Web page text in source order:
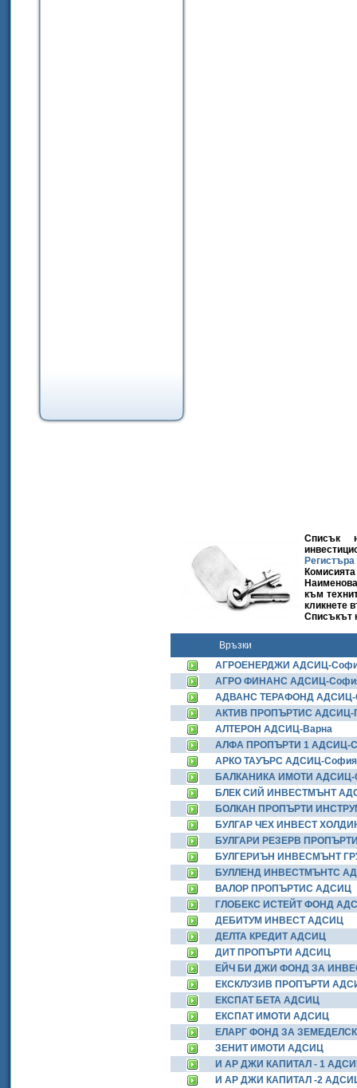
Списък
към
кликнете
Списъкът
Връзки
АГРОЕНЕРДЖИ АДСИЦ-
АГРО ФИНАНС АДСИЦ-
АДВАНС ТЕРАФОНД АДСИЦ-
АКТИВ ПРОПЪРТИС АДСИЦ-
АЛТЕРОН АДСИЦ-Варна
АЛФА ПРОПЪРТИ 1 АДСИЦ-
АРКО ТАУЪРС АДСИЦ-София
БАЛКАНИКА ИМОТИ АДСИЦ-
БЛЕК СИЙ ИНВЕСТМЪНТ
БОЛКАН ПРОПЪРТИ
БУЛГАР ЧЕХ ИНВЕСТ
БУЛГАРИ РЕЗЕРВ
БУЛГЕРИЪН ИНВЕСМЪНТ
БУЛЛЕНД ИНВЕСТМЪНТС
ВАЛОР ПРОПЪРТИС АДСИЦ
ГЛОБЕКС ИСТЕЙТ ФОНД
ДЕБИТУМ ИНВЕСТ АДСИЦ
ДЕЛТА КРЕДИТ АДСИЦ
ДИТ ПРОПЪРТИ АДСИЦ
ЕЙЧ БИ ДЖИ ФОНД ЗА
ЕКСКЛУЗИВ ПРОПЪРТИ
ЕКСПАТ БЕТА АДСИЦ
ЕКСПАТ ИМОТИ АДСИЦ
ЕЛАРГ ФОНД ЗА
ЗЕНИТ ИМОТИ АДСИЦ
И АР ДЖИ КАПИТАЛ - 1
И АР ДЖИ КАПИТАЛ -2